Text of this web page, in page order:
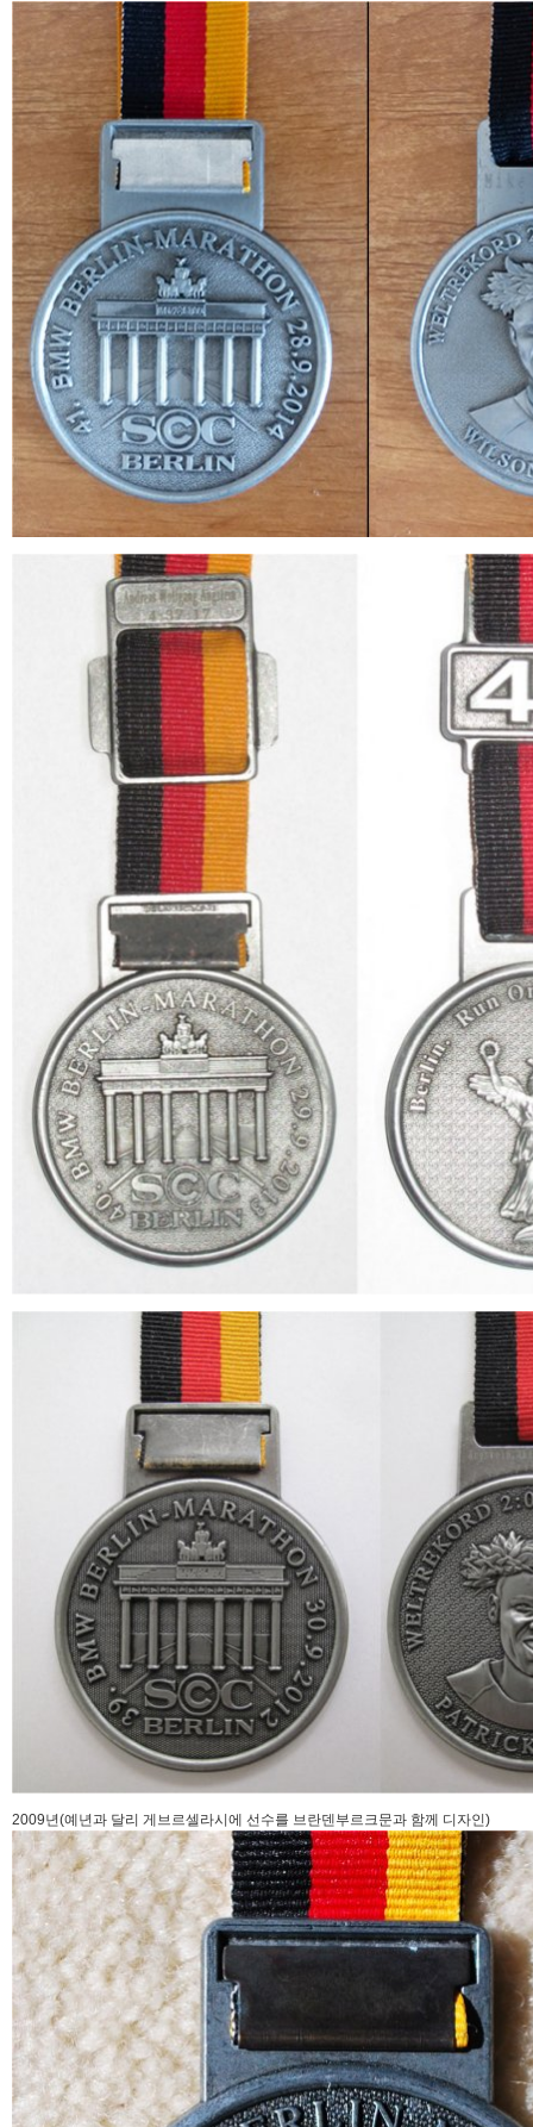
2009년(예년과 달리 게브르셀라시에 선수를 브란덴부르크문과 함께 디자인)